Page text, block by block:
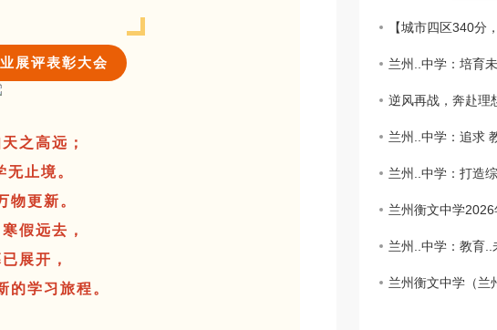
展评表彰大会
之高远；
止境。
物更新。
假远去，
展开，
的学习旅程。
兰州..中学：追求
兰州..中学：打造
兰州..中学：教育..